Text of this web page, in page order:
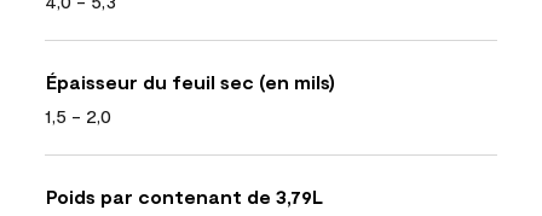
Épaisseur du feuil sec (en mils)
1,5 - 2,0
Poids par contenant de 3,79L